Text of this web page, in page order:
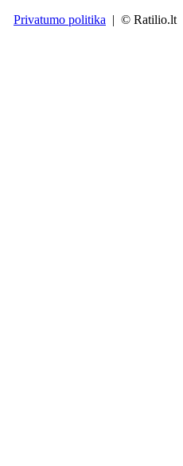
Privatumo politika | © Ratilio.lt